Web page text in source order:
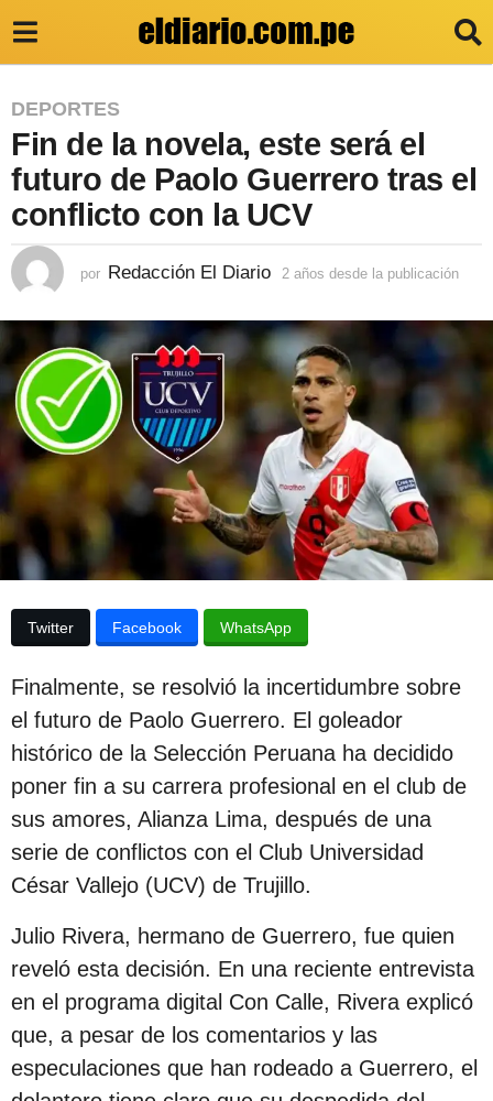
2
a
ñ
o
d
d
e
a
u
l
i
a
c
i
ó
n
2
a
ñ
o
s
d
e
DEPORTES
Fin de la novela, este será el
futuro de Paolo Guerrero tras el
conflicto con la UCV
por Redacción El Diario 2 años desde la publicación
e
i
Twitter Facebook WhatsApp
Finalmente, se resolvió la incertidumbre sobre
el futuro de Paolo Guerrero. El goleador
histórico de la Selección Peruana ha decidido
poner fin a su carrera profesional en el club de
sus amores, Alianza Lima, después de una
serie de conflictos con el Club Universidad
César Vallejo (UCV) de Trujillo.
Julio Rivera, hermano de Guerrero, fue quien
reveló esta decisión. En una reciente entrevista
en el programa digital Con Calle, Rivera explicó
que, a pesar de los comentarios y las
especulaciones que han rodeado a Guerrero, el